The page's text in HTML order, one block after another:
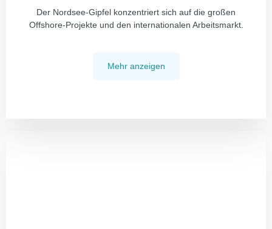
Der Nordsee-Gipfel konzentriert sich auf die großen
Offshore-Projekte und den internationalen Arbeitsmarkt.
Mehr anzeigen